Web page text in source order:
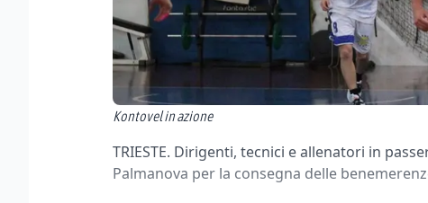
Kontovel in azione
TRIESTE. Dirigenti, tecnici e allenatori in
Palmanova per la consegna delle